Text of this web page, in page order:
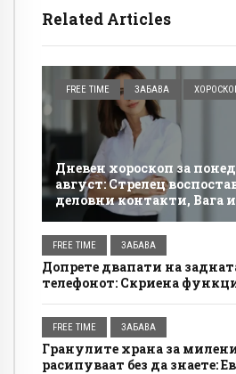
Related Articles
FREE TIME ЗАБАВА
Дневен хороскоп за
август: Стрелец
деловни контакти, Вага
соработка
FREE TIME ЗАБАВА
Допрете двапати на
телефонот: Скриена
FREE TIME ЗАБАВА
Гранулите храна за
расипуваат без да знаете: